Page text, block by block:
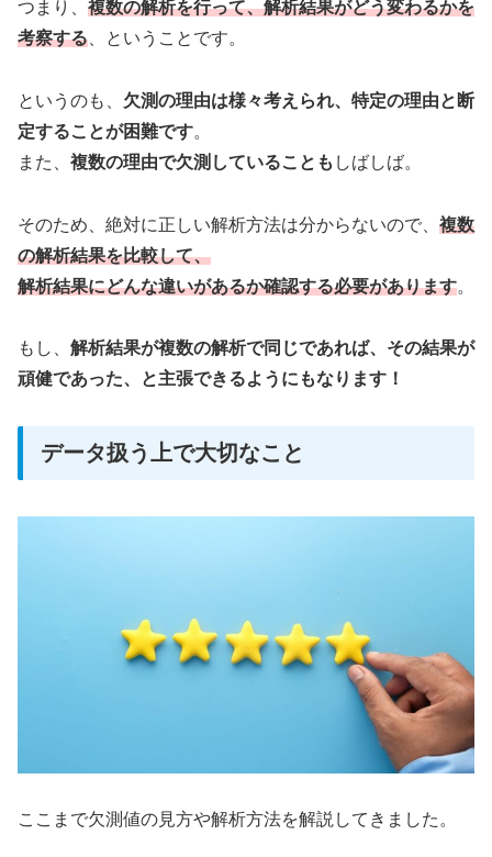
つまり、 複数の解析を行って、解析結果がどう変わるかを
考察する 、ということです。
というのも、 欠測の理由は様々考えられ、特定の理由と断
定することが困難です。
また、 複数の理由で欠測していることも しばしば。
そのため、絶対に正しい解析方法は分からないので、 複数
の解析結果を比較して、
解析結果にどんな違いがあるか確認する必要があります。
もし、 解析結果が複数の解析で同じであれば、その結果が
頑健であった、と主張できるようにもなります！
データ扱う上で大切なこと
ここまで欠測値の見方や解析方法を解説してきました。